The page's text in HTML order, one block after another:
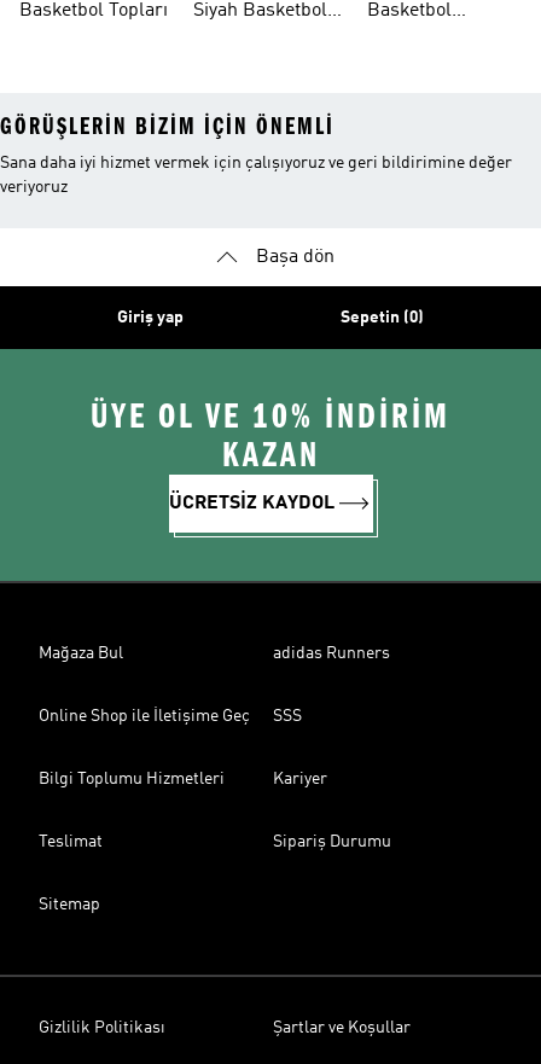
Basketbol Topları
Siyah Basketbol
Ayakkabıları
Basketbol
GÖRÜŞLERIN BIZIM IÇIN ÖNEMLI
Sana daha iyi hizmet vermek için çalışıyoruz ve geri bildirimine değer
veriyoruz
Başa dön
Giriş yap Sepetin (0)
ÜYE OL VE 10% İNDİRİM
KAZAN
ÜCRETSİZ KAYDOL
Mağaza Bul adidas Runners
Online Shop ile İletişime Geç SSS
Bilgi Toplumu Hizmetleri Kariyer
Teslimat Sipariş Durumu
Sitemap
Gizlilik Politikası Şartlar ve Koşullar